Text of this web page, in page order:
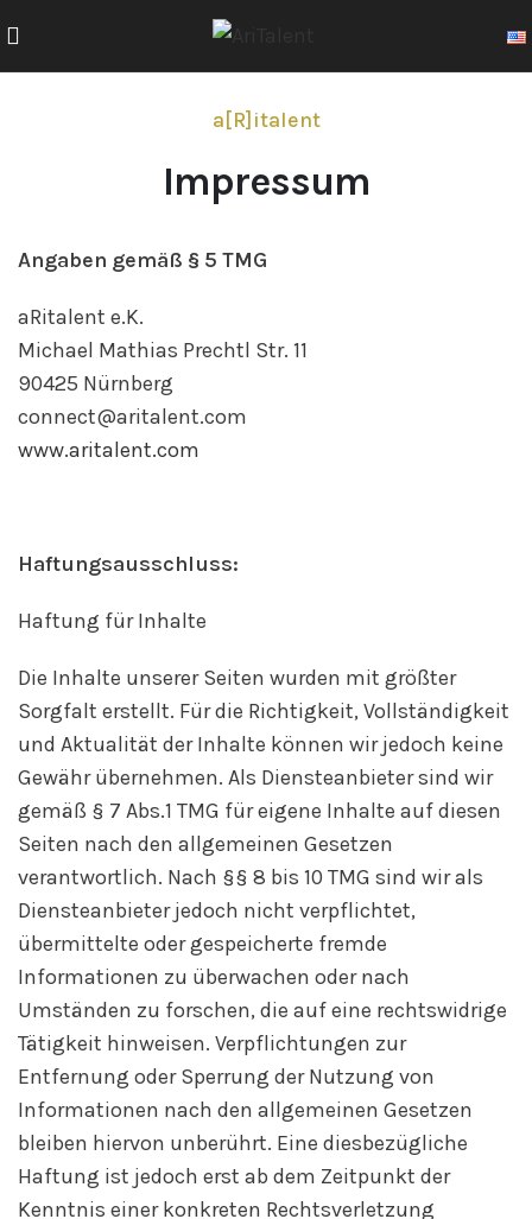
a[R]italent
Impressum
Angaben gemäß § 5 TMG
aRitalent e.K.
Michael Mathias Prechtl Str. 11
90425 Nürnberg
connect@aritalent.com
www.aritalent.com
Haftungsausschluss:
Haftung für Inhalte
Die Inhalte unserer Seiten wurden mit größter
Sorgfalt erstellt. Für die Richtigkeit, Vollständigkeit
und Aktualität der Inhalte können wir jedoch keine
Gewähr übernehmen. Als Diensteanbieter sind wir
gemäß § 7 Abs.1 TMG für eigene Inhalte auf diesen
Seiten nach den allgemeinen Gesetzen
verantwortlich. Nach §§ 8 bis 10 TMG sind wir als
Diensteanbieter jedoch nicht verpflichtet,
übermittelte oder gespeicherte fremde
Informationen zu überwachen oder nach
Umständen zu forschen, die auf eine rechtswidrige
Tätigkeit hinweisen. Verpflichtungen zur
Entfernung oder Sperrung der Nutzung von
Informationen nach den allgemeinen Gesetzen
bleiben hiervon unberührt. Eine diesbezügliche
Haftung ist jedoch erst ab dem Zeitpunkt der
Kenntnis einer konkreten Rechtsverletzung